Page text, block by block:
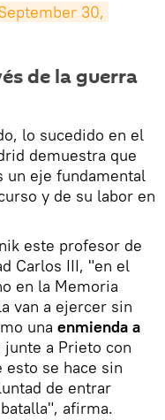
30,
de la guerra
lo sucedido en el
demuestra que
un eje fundamental
y de su labor en
este profesor de
Carlos III, "en el
en la Memoria
van a ejercer sin
una enmienda a
junte a Prieto con
esto se hace sin
de entrar
afirma.